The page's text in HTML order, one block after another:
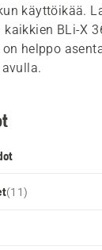
käyttöikää.
BLi-X
helppo
(11)